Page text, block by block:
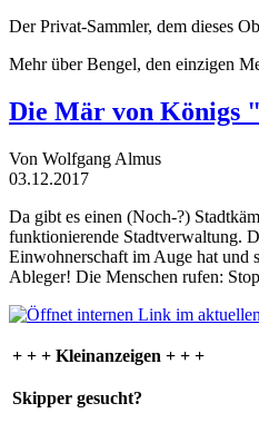
Der Privat-Sammler, dem dieses
Mehr über Bengel, den einzigen
Die Mär von Königs
Von Wolfgang Almus
03.12.2017
Da gibt es einen (Noch-?)
funktionierende Stadtverwaltung.
Einwohnerschaft im Auge hat und
Ableger! Die Menschen rufen:
+ + + Kleinanzeigen + + +
Skipper gesucht?